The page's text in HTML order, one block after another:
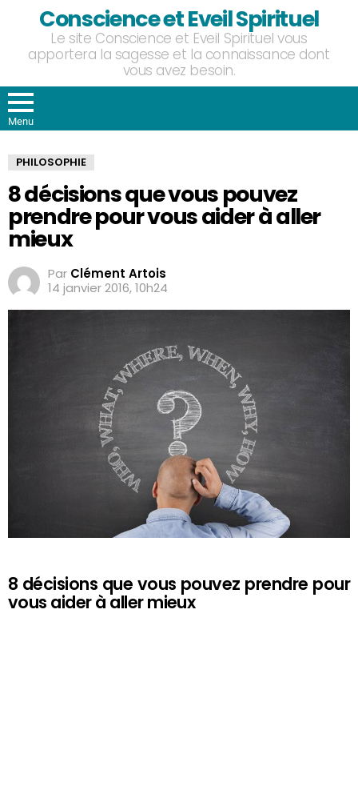
Conscience et Eveil Spirituel
Le site Conscience et Eveil Spirituel vous
apportera la sagesse et la connaissance dont
vous avez besoin.
Menu
PHILOSOPHIE
8 décisions que vous pouvez
prendre pour vous aider à aller
mieux
Par Clément Artois
14 janvier 2016, 10h24
8 décisions que vous pouvez prendre pour
vous aider à aller mieux